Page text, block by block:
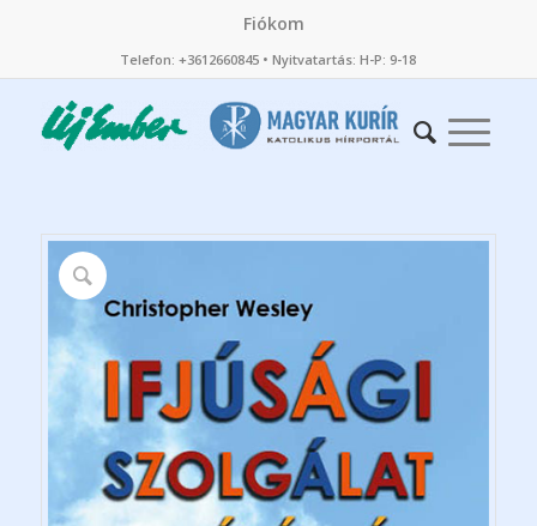
Fiókom
Telefon: +3612660845 • Nyitvatartás: H-P: 9-18